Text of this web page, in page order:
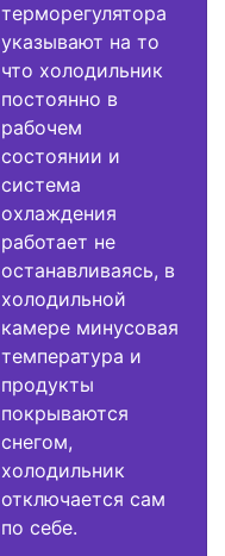
терморегулятора
указывают на то
что холодильник
постоянно в
рабочем
состоянии и
система
охлаждения
работает не
останавливаясь, в
холодильной
камере минусовая
температура и
продукты
покрываются
снегом,
холодильник
отключается сам
по себе.